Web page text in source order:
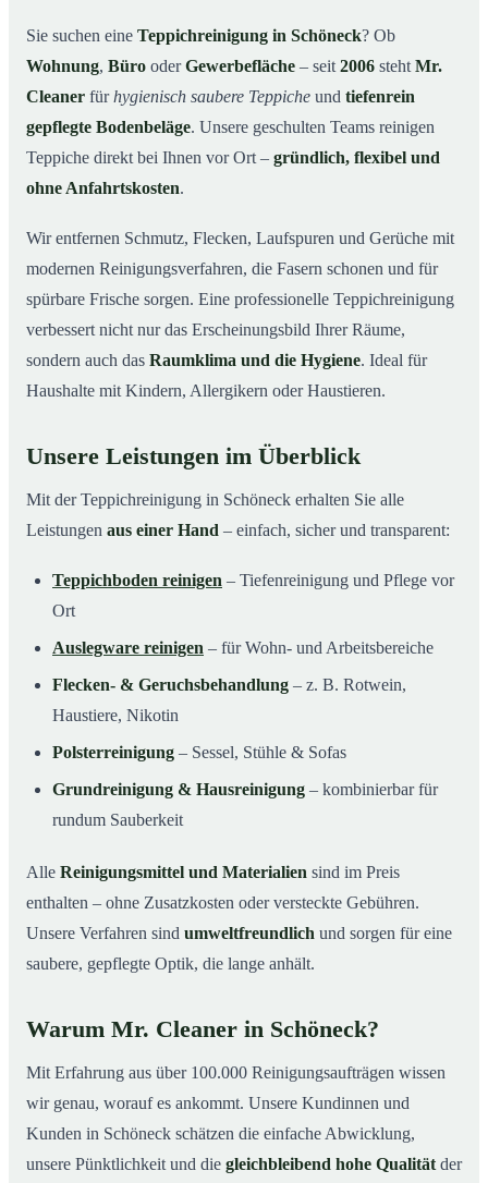
03Warum Mr. Cleaner in Schöneck?
04Teppichreinigung in Schöneck und Umgebung
05Jetzt Angebot einholen
Teppichreinigung in Schöneck im Einsatz
Sie suchen eine Teppichreinigung in Schöneck? Ob
Wohnung, Büro oderGewerbefläche – seit 2006 steht Mr.
Cleaner fürhygienisch saubere Teppiche und tiefenrein
gepflegte Bodenbeläge. Unsere geschulten Teams reinigen
Teppiche direkt bei Ihnen vor Ort – gründlich, flexibel und
ohne Anfahrtskosten.
Wir entfernen Schmutz, Flecken, Laufspuren und Gerüche mit
modernen Reinigungsverfahren, die Fasern schonen und für
spürbare Frische sorgen. Eine professionelle Teppichreinigung
verbessert nicht nur das Erscheinungsbild Ihrer Räume,
sondern auch das Raumklima und die Hygiene. Ideal für
Haushalte mit Kindern, Allergikern oder Haustieren.
Unsere Leistungen im Überblick
Mit der Teppichreinigung in Schöneck erhalten Sie alle
Leistungen aus einer Hand – einfach, sicher und transparent:
Teppichboden reinigen – Tiefenreinigung und Pflege vor
Ort
Auslegware reinigen – für Wohn- und Arbeitsbereiche
Flecken- & Geruchsbehandlung – z. B. Rotwein,
Haustiere, Nikotin
Polsterreinigung – Sessel, Stühle & Sofas
Grundreinigung & Hausreinigung – kombinierbar für
rundum Sauberkeit
Alle Reinigungsmittel und Materialien sind im Preis
enthalten – ohne Zusatzkosten oder versteckte Gebühren.
Unsere Verfahren sind umweltfreundlich und sorgen für eine
saubere, gepflegte Optik, die lange anhält.
Warum Mr. Cleaner in Schöneck?
Mit Erfahrung aus über 100.000 Reinigungsaufträgen wissen
wir genau, worauf es ankommt. Unsere Kundinnen und
Kunden in Schöneck schätzen die einfache Abwicklung,
unsere Pünktlichkeit und die gleichbleibend hohe Qualität der